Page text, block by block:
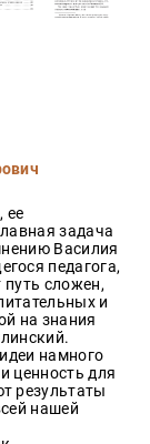
ее
задача
Василия
педагога,
путь сложен,
и
на знания
намного
ценность для
результаты
нашей